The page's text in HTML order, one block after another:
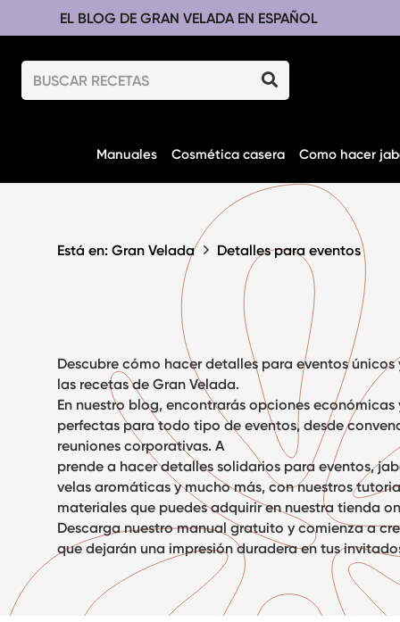
EL BLOG DE GRAN VELADA EN ESPAÑOL
Manuales Cosmética casera Como hacer
Está en: Gran Velada Detalles para eventos
Descubre cómo hacerdetalles para eventosúnicos
las recetas de Gran Velada.
En nuestro blog, encontrarás opciones económicas
perfectas para todo tipo de eventos, desde
reuniones corporativas. A
prende a hacerdetalles solidarios para eventos,
velas aromáticas y mucho más, con nuestros
materiales que puedes adquirir en nuestra tienda
Descarga nuestromanual gratuito y comienza a
que dejarán una impresión duradera en tus